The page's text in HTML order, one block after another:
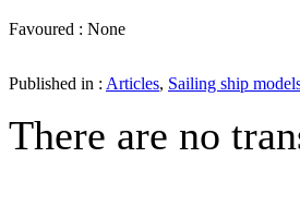
Favoured : None
Published in : Articles, Sailing ship
There are no